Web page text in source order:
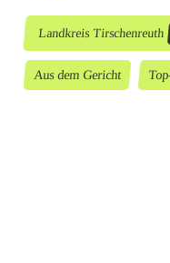
t
e
Landkreis Tirschenreuth
Aus dem Gericht